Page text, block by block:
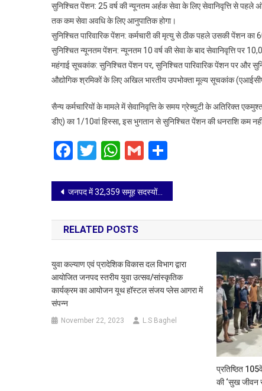
को
दी
सुनिश्चित पेंशन: 25 वर्ष की न्यूनतम अर्हक सेवा के लिए सेवानिवृत्ति से
तक कम सेवा अवधि के लिए आनुपातिक होगा।
सुनिश्चित पारिवारिक पेंशन: कर्मचारी की मृत्यु से ठीक पहले उसकी पेंशन का
सुनिश्चित न्यूनतम पेंशन: न्यूनतम 10 वर्ष की सेवा के बाद सेवानिवृत्ति पर
महंगाई सूचकांक: सुनिश्चित पेंशन पर, सुनिश्चित पारिवारिक पेंशन पर और
औद्योगिक श्रमिकों के लिए अखिल भारतीय उपभोक्ता मूल्य सूचकांक
सैन्य कर्मचारियों के मामले में सेवानिवृत्ति के समय ग्रेच्युटी के अतिरिक्त
डीए) का 1/10वां हिस्सा, इस भुगतान से सुनिश्चित पेंशन की धनराशि कम नहीं
Facebook
Twitter
WhatsApp
Gmail
Post
navigation
जनपद में 32,359 समूह सदस्यों क़ो बनाया जाएगा लखपति दीदी
RELATED POSTS
युवा कल्याण एवं प्रादेशिक विकास दल विभाग द्वारा
आयोजित जनपद स्तरीय युवा उत्सव/सांस्कृतिक
कार्यक्रम का आयोजन यूथ हॉस्टल संजय प्लेस आगरा में
संपन्न
November 22, 2023 L.S Baghel
प्रतिष्ठित
की ‘सुख जीवन